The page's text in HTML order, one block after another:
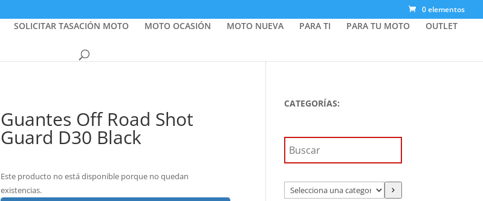
0 elementos
SOLICITAR TASACIÓN MOTO MOTO OCASIÓN MOTO NUEVA PARA TI PARA TU MOTO OUTLET
Guantes Off Road Shot
Guard D30 Black
Este producto no está disponible porque no quedan
existencias.
CATEGORÍAS:
Selecciona